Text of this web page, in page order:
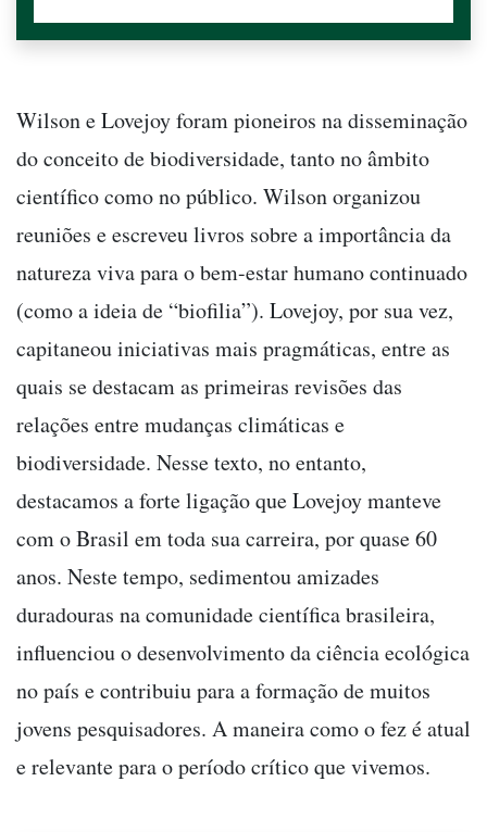
Wilson e Lovejoy foram pioneiros na disseminação
do conceito de biodiversidade, tanto no âmbito
científico como no público. Wilson organizou
reuniões e escreveu livros sobre a importância da
natureza viva para o bem-estar humano continuado
(como a ideia de “biofilia”). Lovejoy, por sua vez,
capitaneou iniciativas mais pragmáticas, entre as
quais se destacam as primeiras revisões das
relações entre mudanças climáticas e
biodiversidade. Nesse texto, no entanto,
destacamos a forte ligação que Lovejoy manteve
com o Brasil em toda sua carreira, por quase 60
anos. Neste tempo, sedimentou amizades
duradouras na comunidade científica brasileira,
influenciou o desenvolvimento da ciência ecológica
no país e contribuiu para a formação de muitos
jovens pesquisadores. A maneira como o fez é atual
e relevante para o período crítico que vivemos.